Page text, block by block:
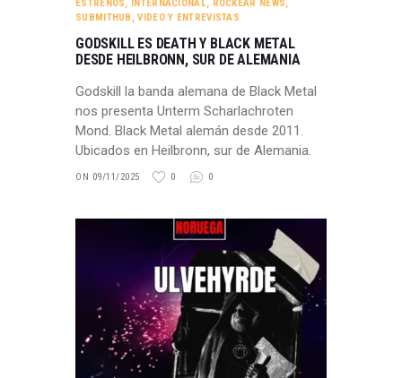
ESTRENOS, INTERNACIONAL, ROCKEAR NEWS,
SUBMITHUB ,VIDEO Y ENTREVISTAS
GODSKILL ES DEATH Y BLACK METAL
DESDE HEILBRONN, SUR DE ALEMANIA
Godskill la banda alemana de Black Metal
nos presenta Unterm Scharlachroten
Mond. Black Metal alemán desde 2011.
Ubicados en Heilbronn, sur de Alemania.
ON 09/11/2025 0 0